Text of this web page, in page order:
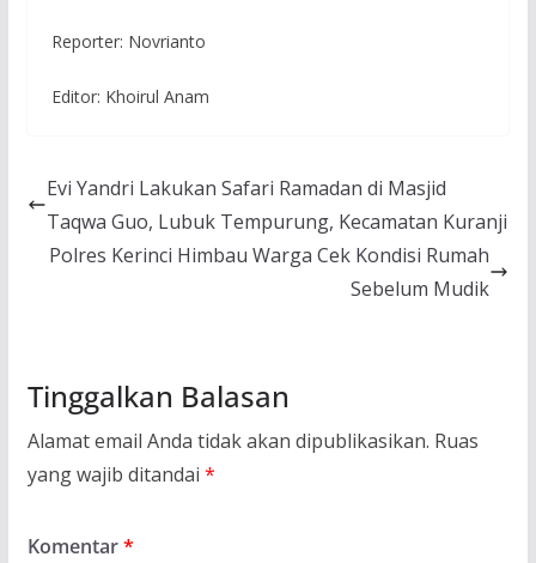
Reporter: Novrianto
Editor: Khoirul Anam
Evi Yandri Lakukan Safari Ramadan di Masjid
Taqwa Guo, Lubuk Tempurung, Kecamatan Kuranji
Polres Kerinci Himbau Warga Cek Kondisi Rumah
Sebelum Mudik
Tinggalkan Balasan
Alamat email Anda tidak akan dipublikasikan. Ruas
yang wajib ditandai *
Komentar*